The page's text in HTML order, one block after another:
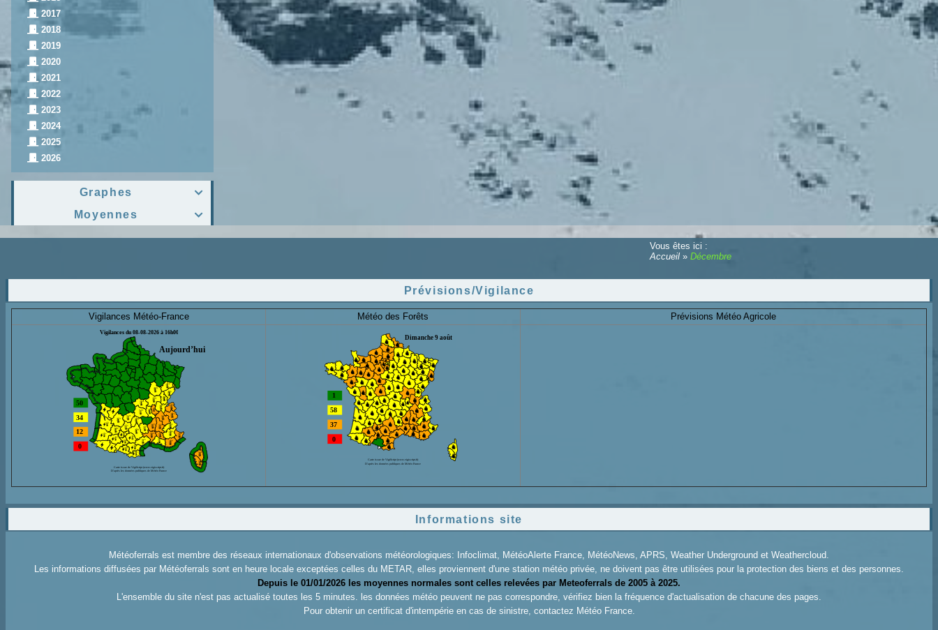
2017
2018
2019
2020
2021
2022
2023
2024
2025
2026

Graphes

Moyennes
Vous êtes ici :
Accueil»Décembre
Prévisions/Vigilance
Vigilances Météo-France Météo des Forêts Prévisions Météo Agricole
Informations site
Météoferrals est membre des réseaux internationaux d'observations météorologiques: Infoclimat, MétéoAlerte France, MétéoNews, APRS, Weather Underground et Weathercloud.
Les informations diffusées par Météoferrals sont en heure locale exceptées celles du METAR, elles proviennent d'une station météo privée, ne doivent pas être utilisées pour la protection des biens et des personnes.
Depuis le 01/01/2026 les moyennes normales sont celles relevées par Meteoferrals de 2005 à 2025.
L'ensemble du site n'est pas actualisé toutes les 5 minutes. les données météo peuvent ne pas correspondre, vérifiez bien la fréquence d'actualisation de chacune des pages.
Pour obtenir un certificat d'intempérie en cas de sinistre, contactez Météo France.